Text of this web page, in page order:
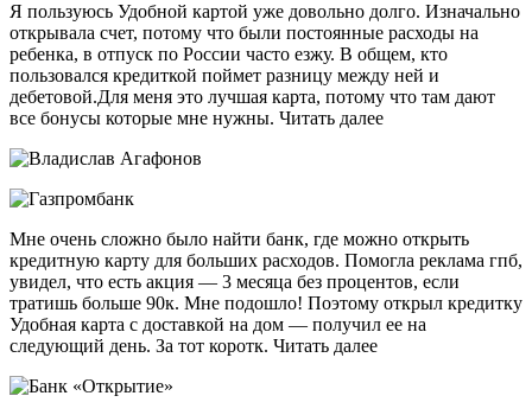
Я пользуюсь Удобной картой уже довольно долго. Изначально
открывала счет, потому что были постоянные расходы на
ребенка, в отпуск по России часто езжу. В общем, кто
пользовался кредиткой поймет разницу между ней и
дебетовой.Для меня это лучшая карта, потому что там дают
все бонусы которые мне нужны. Читать далее
Мне очень сложно было найти банк, где можно открыть
кредитную карту для больших расходов. Помогла реклама гпб,
увидел, что есть акция — 3 месяца без процентов, если
тратишь больше 90к. Мне подошло! Поэтому открыл кредитку
Удобная карта с доставкой на дом — получил ее на
следующий день. За тот коротк. Читать далее